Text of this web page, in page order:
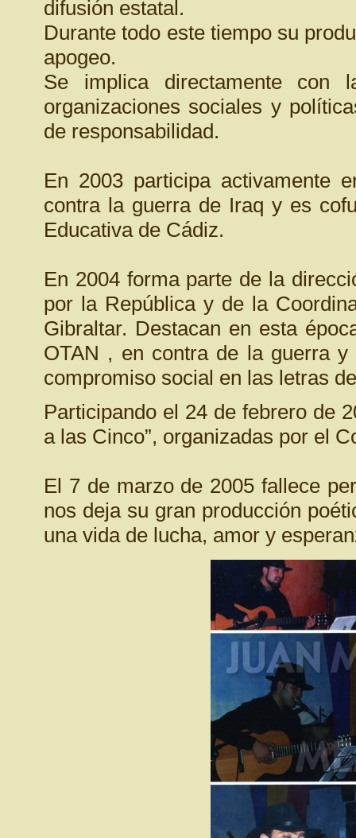
difusión estatal.
Durante todo este tiempo su
apogeo.
Se implica directamente con
organizaciones sociales y
de responsabilidad.
En 2003 participa activamente
contra la guerra de Iraq y es
Educativa de Cádiz.
En 2004 forma parte de la
por la República y de la
Gibraltar. Destacan en esta
OTAN , en contra de la guerra
compromiso social en las letras
Participando el 24 de febrero de
a las Cinco”, organizadas por el
El 7 de marzo de 2005 fallece
nos deja su gran producción
una vida de lucha, amor y